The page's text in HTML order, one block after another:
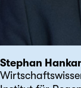
Stephan